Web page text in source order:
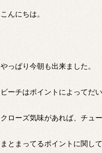
こんにちは。
やっぱり今朝も出来ました。
ビーチはポイントによってだ
クローズ気味があれば、チュ
まとまってるポイントに関し